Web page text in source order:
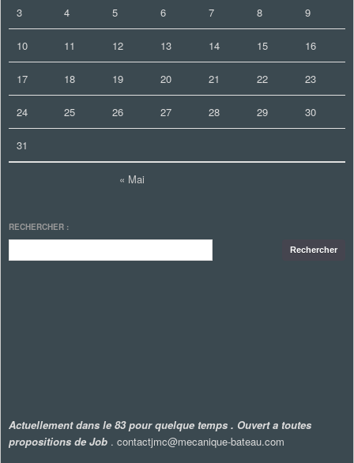
« Mai
3 4 5 6 7 8 9
10 11 12 13 14 15 16
17 18 19 20 21 22 23
24 25 26 27 28 29 30
31
RECHERCHER :
Actuellement dans le 83 pour quelque temps . Ouvert a toutes
propositions de Job . contactjmc@mecanique-bateau.com